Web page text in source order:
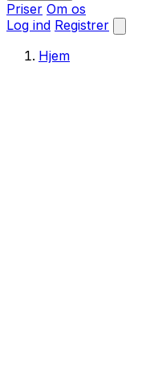
Priser Om os
Log ind Registrer
Hjem